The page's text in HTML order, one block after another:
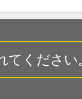
ください